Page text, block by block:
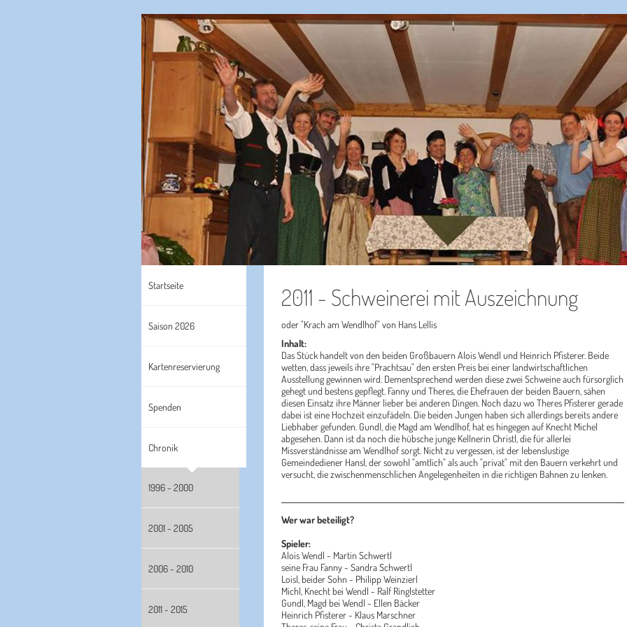
Startseite
Saison 2026
Kartenreservierung
Spenden
Chronik
1996 - 2000
2001 - 2005
2006 - 2010
2011 - 2015
2011 - Schweinerei mit Auszeichnung
oder "Krach am Wendlhof" von Hans Lellis
Inhalt:
Das Stück handelt von den beiden Großbauern Alois Wendl und Heinrich Pfisterer. Beide
wetten, dass jeweils ihre "Prachtsau" den ersten Preis bei einer landwirtschaftlichen
Ausstellung gewinnen wird. Dementsprechend werden diese zwei Schweine auch fürsorglich
gehegt und bestens gepflegt. Fanny und Theres, die Ehefrauen der beiden Bauern, sähen
diesen Einsatz ihre Männer lieber bei anderen Dingen. Noch dazu wo Theres Pfisterer gerade
dabei ist eine Hochzeit einzufädeln. Die beiden Jungen haben sich allerdings bereits andere
Liebhaber gefunden. Gundl, die Magd am Wendlhof, hat es hingegen auf Knecht Michel
abgesehen. Dann ist da noch die hübsche junge Kellnerin Christl, die für allerlei
Missverständnisse am Wendlhof sorgt. Nicht zu vergessen, ist der lebenslustige
Gemeindediener Hansl, der sowohl "amtlich" als auch "privat" mit den Bauern verkehrt und
versucht, die zwischenmenschlichen Angelegenheiten in die richtigen Bahnen zu lenken.
Wer war beteiligt?
Spieler:
Alois Wendl - Martin Schwertl
seine Frau Fanny - Sandra Schwertl
Loisl, beider Sohn - Philipp Weinzierl
Michl, Knecht bei Wendl - Ralf Ringlstetter
Gundl, Magd bei Wendl - Ellen Bäcker
Heinrich Pfisterer - Klaus Marschner